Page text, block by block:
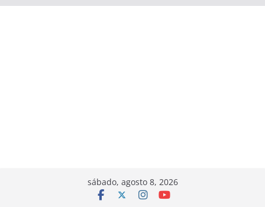
sábado, agosto 8, 2026